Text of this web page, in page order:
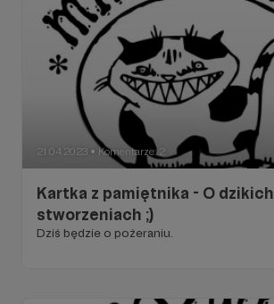
21.04.2023 ● Komentarze: 2
Kartka z pamiętnika - O dzikich
stworzeniach ;)
Dziś będzie o pożeraniu.